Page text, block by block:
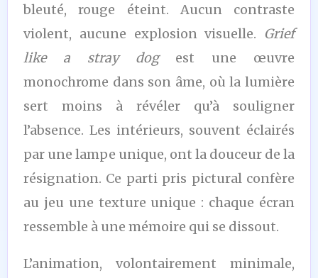
bleuté, rouge éteint. Aucun contraste
violent, aucune explosion visuelle. Grief
like a stray dogest une œuvre
monochrome dans son âme, où la lumière
sert moins à révéler qu’à souligner
l’absence. Les intérieurs, souvent éclairés
par une lampe unique, ont la douceur de la
résignation. Ce parti pris pictural confère
au jeu une texture unique : chaque écran
ressemble à une mémoire qui se dissout.
L’animation, volontairement minimale,